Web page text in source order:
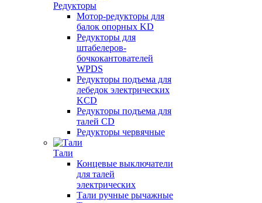
Редукторы
Мотор-редукторы для
балок опорных KD
Редукторы для
штабелеров-
бочкокантователей
WPDS
Редукторы подъема для
лебедок электрических
KCD
Редукторы подъема для
талей CD
Редукторы червячные
Тали
Концевые выключатели
для талей
электрических
Тали ручные рычажные